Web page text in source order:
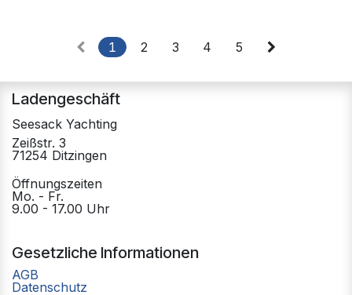
1 2 3 4 5
Ladengeschäft
Seesack Yachting
Zeißstr. 3
71254 Ditzingen
Öffnungszeiten
Mo. - Fr.
9.00 - 17.00 Uhr
Gesetzliche Informationen
AGB
Datenschutz